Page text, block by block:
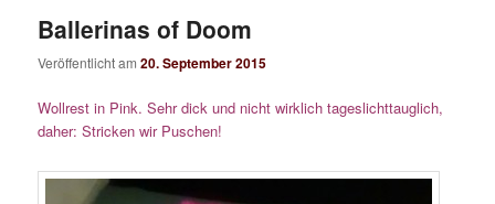
Ballerinas of Doom
Veröffentlicht am20. September 2015
Wollrest in Pink. Sehr dick und nicht wirklich tageslichttauglich,
daher: Stricken wir Puschen!